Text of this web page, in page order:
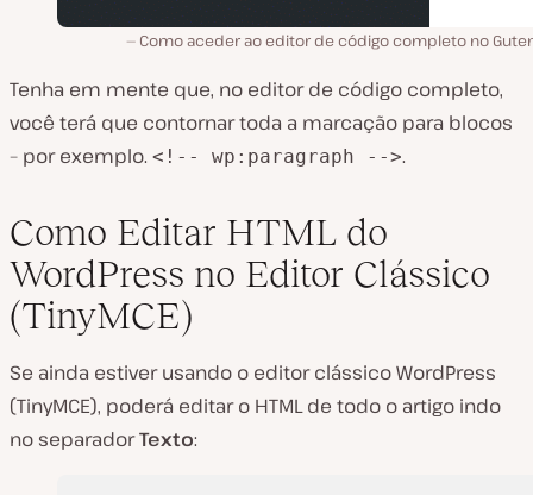
Como aceder ao editor de código completo no
Tenha em mente que, no editor de código completo,
você terá que contornar toda a marcação para blocos
– por exemplo. <!-- wp:paragraph -->.
Como Editar HTML do
WordPress no Editor Clássico
(TinyMCE)
Se ainda estiver usando o editor clássico WordPress
(TinyMCE), poderá editar o HTML de todo o artigo indo
no separadorTexto: